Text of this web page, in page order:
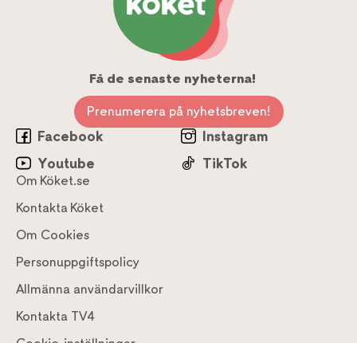
Få de senaste nyheterna!
Prenumerera på nyhetsbreven!
Facebook
Instagram
Youtube
TikTok
Om Köket.se
Kontakta Köket
Om Cookies
Personuppgiftspolicy
Allmänna användarvillkor
Kontakta TV4